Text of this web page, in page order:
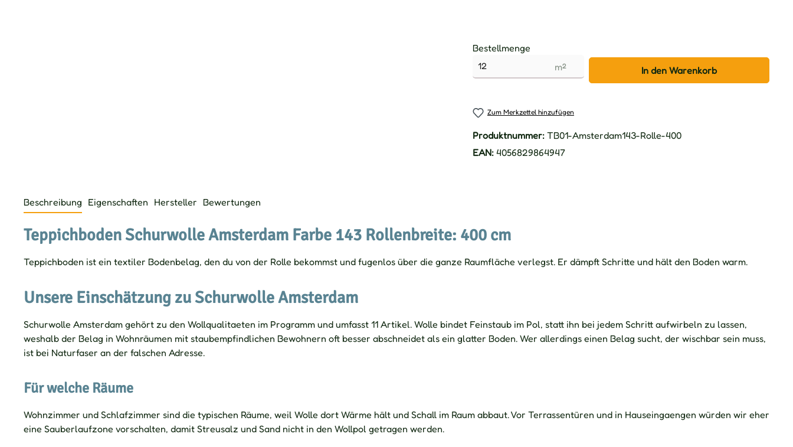
Bestellmenge
m²
In den Warenkorb
Zum Merkzettel hinzufügen
Produktnummer: TB01-Amsterdam143-Rolle-400
EAN: 4056829864947
Beschreibung Eigenschaften Hersteller Bewertungen
Teppichboden Schurwolle Amsterdam Farbe 143 Rollenbreite: 400 cm
Teppichboden ist ein textiler Bodenbelag, den du von der Rolle bekommst und fugenlos über die ganze Raumfläche verlegst. Er dämpft Schritte und hält den Boden warm.
Unsere Einschätzung zu Schurwolle Amsterdam
Schurwolle Amsterdam gehört zu den Wollqualitaeten im Programm und umfasst 11 Artikel. Wolle bindet Feinstaub im Pol, statt ihn bei jedem Schritt aufwirbeln zu lassen,
weshalb der Belag in Wohnräumen mit staubempfindlichen Bewohnern oft besser abschneidet als ein glatter Boden. Wer allerdings einen Belag sucht, der wischbar sein muss,
ist bei Naturfaser an der falschen Adresse.
Für welche Räume
Wohnzimmer und Schlafzimmer sind die typischen Räume, weil Wolle dort Wärme hält und Schall im Raum abbaut. Vor Terrassentüren und in Hauseingaengen würden wir eher
eine Sauberlaufzone vorschalten, damit Streusalz und Sand nicht in den Wollpol getragen werden.